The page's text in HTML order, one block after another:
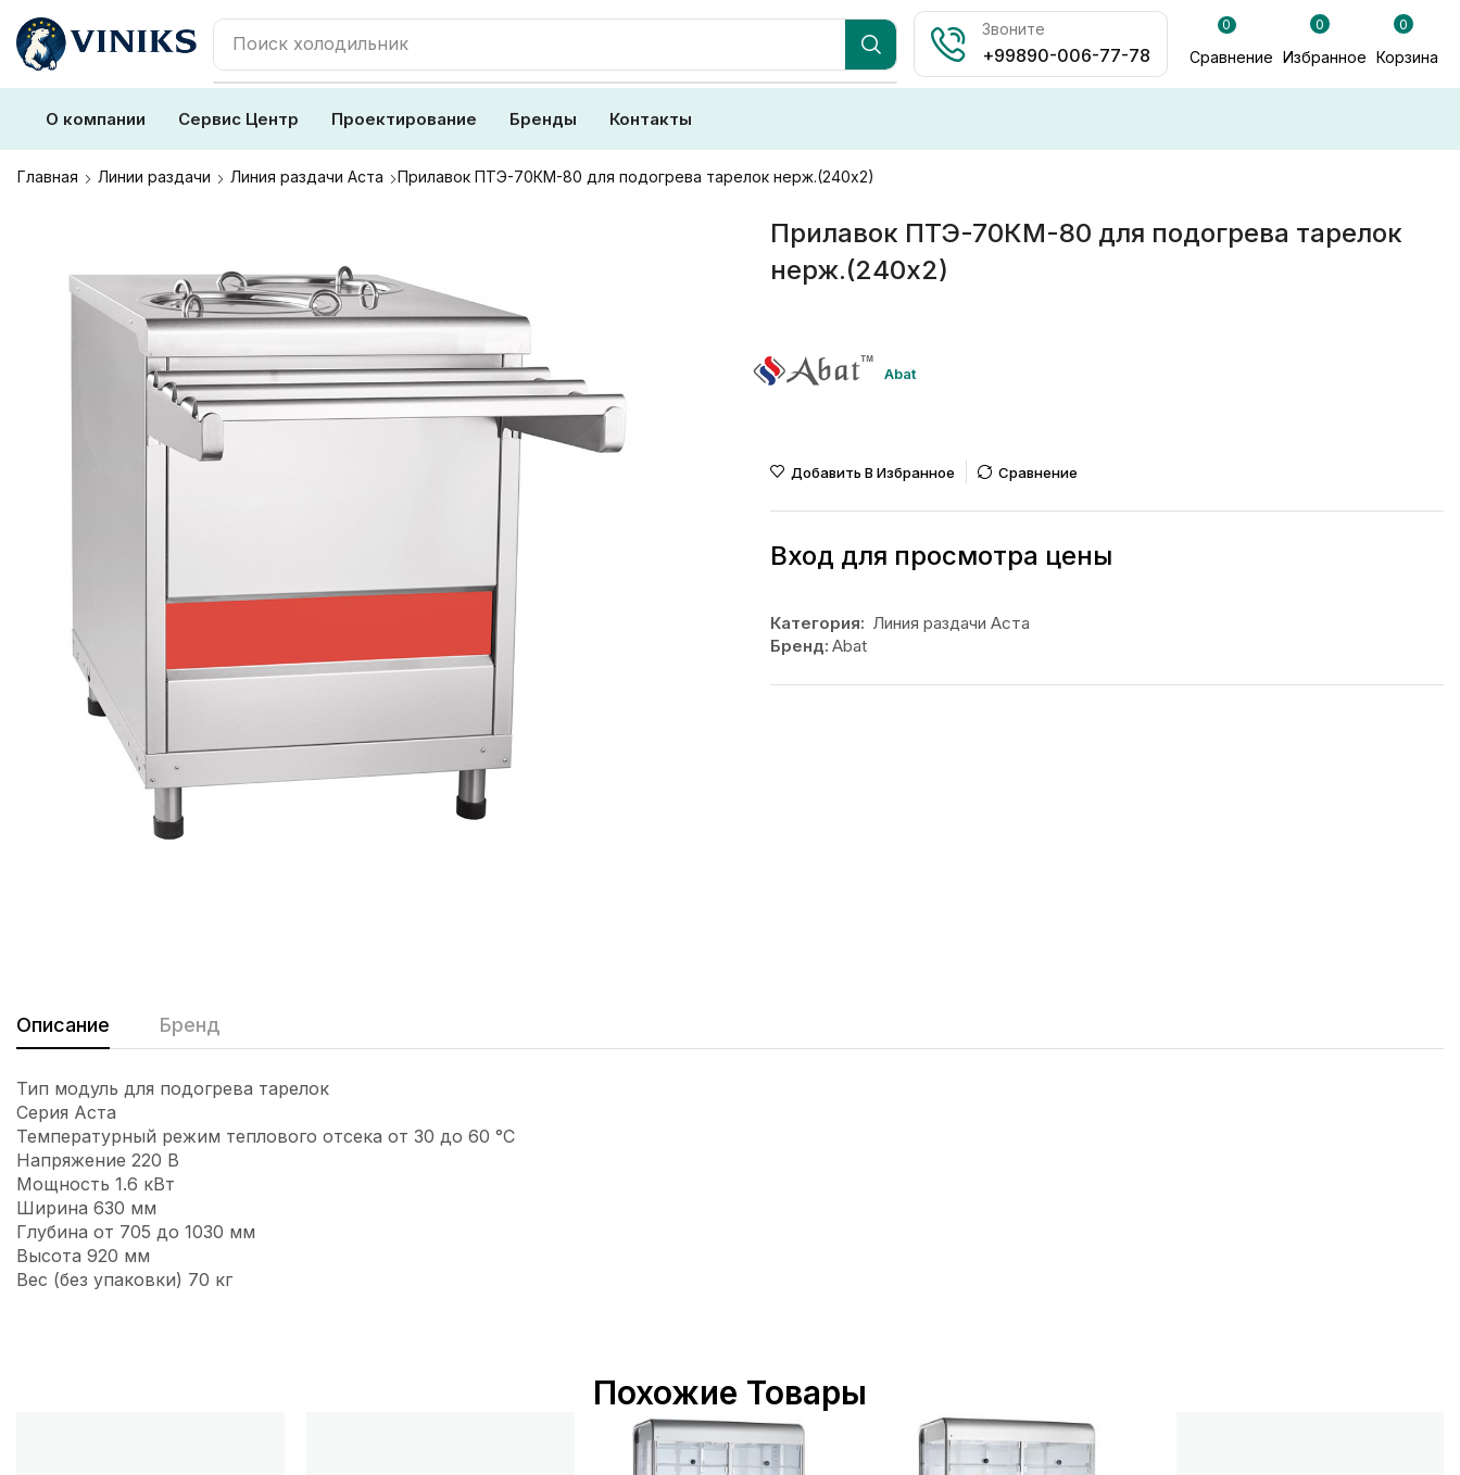
Поиск плита
Звоните
+99890-006-77-78
0
Сравнение
0
Избранное
0
Корзина
О компании Сервис Центр Проектирование Бренды Контакты
Главная Линии раздачи Линия раздачи Аста Прилавок ПТЭ-70КМ-80 для подогрева тарелок нерж.(240х2)
Прилавок ПТЭ-70КМ-80 для подогрева тарелок
нерж.(240х2)
Abat
Добавить В Избранное Сравнение
Вход для просмотра цены
Категория: Линия раздачи Аста
Бренд: Abat
Описание Бренд
Тип модуль для подогрева тарелок
Серия Аста
Температурный режим теплового отсека от 30 до 60 °C
Напряжение 220 В
Мощность 1.6 кВт
Ширина 630 мм
Глубина от 705 до 1030 мм
Высота 920 мм
Вес (без упаковки) 70 кг
Похожие Товары